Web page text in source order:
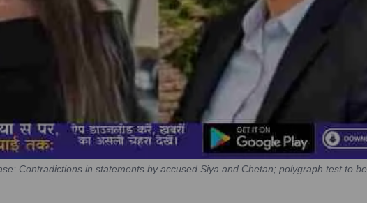
Contradictions in statements by accused Siya and Chetan; polygraph test to be